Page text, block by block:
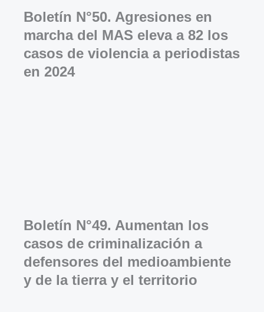
Boletín N°50. Agresiones en
marcha del MAS eleva a 82 los
casos de violencia a periodistas
en 2024
Boletín N°49. Aumentan los
casos de criminalización a
defensores del medioambiente
y de la tierra y el territorio